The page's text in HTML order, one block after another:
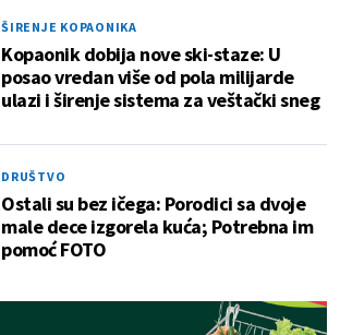
ŠIRENJE KOPAONIKA
Kopaonik dobija nove ski-staze: U
posao vredan više od pola milijarde
ulazi i širenje sistema za veštački sneg
DRUŠTVO
Ostali su bez ičega: Porodici sa dvoje
male dece izgorela kuća; Potrebna im
pomoć FOTO